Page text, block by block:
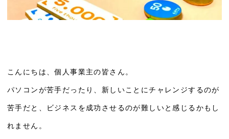
こんにちは、個人事業主の皆さん。
パソコンが苦手だったり、新しいことにチャレンジするのが
苦手だと、ビジネスを成功させるのが難しいと感じるかもし
れません。